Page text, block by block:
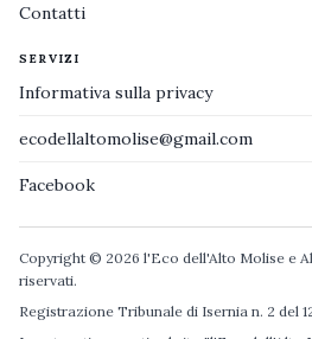
Contatti
SERVIZI
Informativa sulla privacy
ecodellaltomolise@gmail.com
Facebook
Copyright © 2026 l'Eco dell'Alto Molise e
riservati.
Registrazione Tribunale di Isernia n. 2 del